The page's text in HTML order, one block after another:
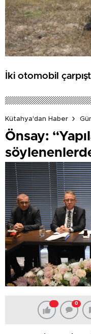
İki otomobil
Kütahya'dan Haber
Önsay:
0